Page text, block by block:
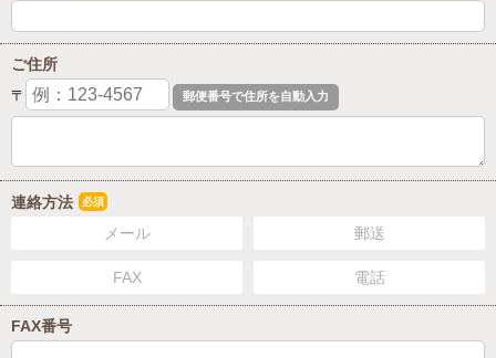
ご住所
〒
連絡方法 必須
メール 郵送
FAX 電話
FAX番号